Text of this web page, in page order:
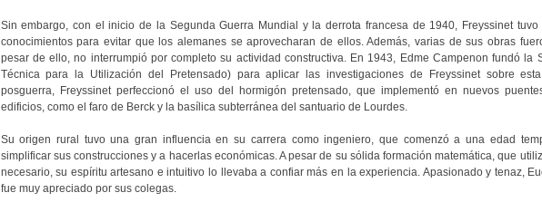
Sin embargo, con el inicio de la Segunda Guerra Mundial y la derrota francesa de 1940, Freyssinet
conocimientos para evitar que los alemanes se aprovecharan de ellos. Además, varias de sus obras
pesar de ello, no interrumpió por completo su actividad constructiva. En 1943, Edme Campenon fundó la
Técnica para la Utilización del Pretensado) para aplicar las investigaciones de Freyssinet sobre
posguerra, Freyssinet perfeccionó el uso del hormigón pretensado, que implementó en nuevos
edificios, como el faro de Berck y la basílica subterránea del santuario de Lourdes.
Su origen rural tuvo una gran influencia en su carrera como ingeniero, que comenzó a una edad
simplificar sus construcciones y a hacerlas económicas. A pesar de su sólida formación matemática, que
necesario, su espíritu artesano e intuitivo lo llevaba a confiar más en la experiencia. Apasionado y tenaz,
fue muy apreciado por sus colegas.